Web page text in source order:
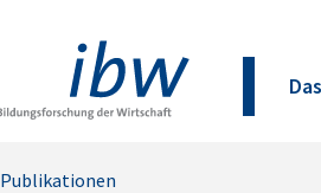
Publikationen